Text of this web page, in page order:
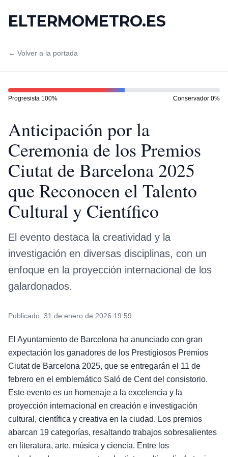
ELTERMOMETRO.ES
← Volver a la portada
Progresista 100% Conservador 0%
Anticipación por la
Ceremonia de los Premios
Ciutat de Barcelona 2025
que Reconocen el Talento
Cultural y Científico
El evento destaca la creatividad y la
investigación en diversas disciplinas, con un
enfoque en la proyección internacional de los
galardonados.
Publicado: 31 de enero de 2026 19:59
El Ayuntamiento de Barcelona ha anunciado con gran
expectación los ganadores de los Prestigiosos Premios
Ciutat de Barcelona 2025, que se entregarán el 11 de
febrero en el emblemático Saló de Cent del consistorio.
Este evento es un homenaje a la excelencia y la
proyección internacional en creación e investigación
cultural, científica y creativa en la ciudad. Los premios
abarcan 19 categorías, resaltando trabajos sobresalientes
en literatura, arte, música y ciencia. Entre los